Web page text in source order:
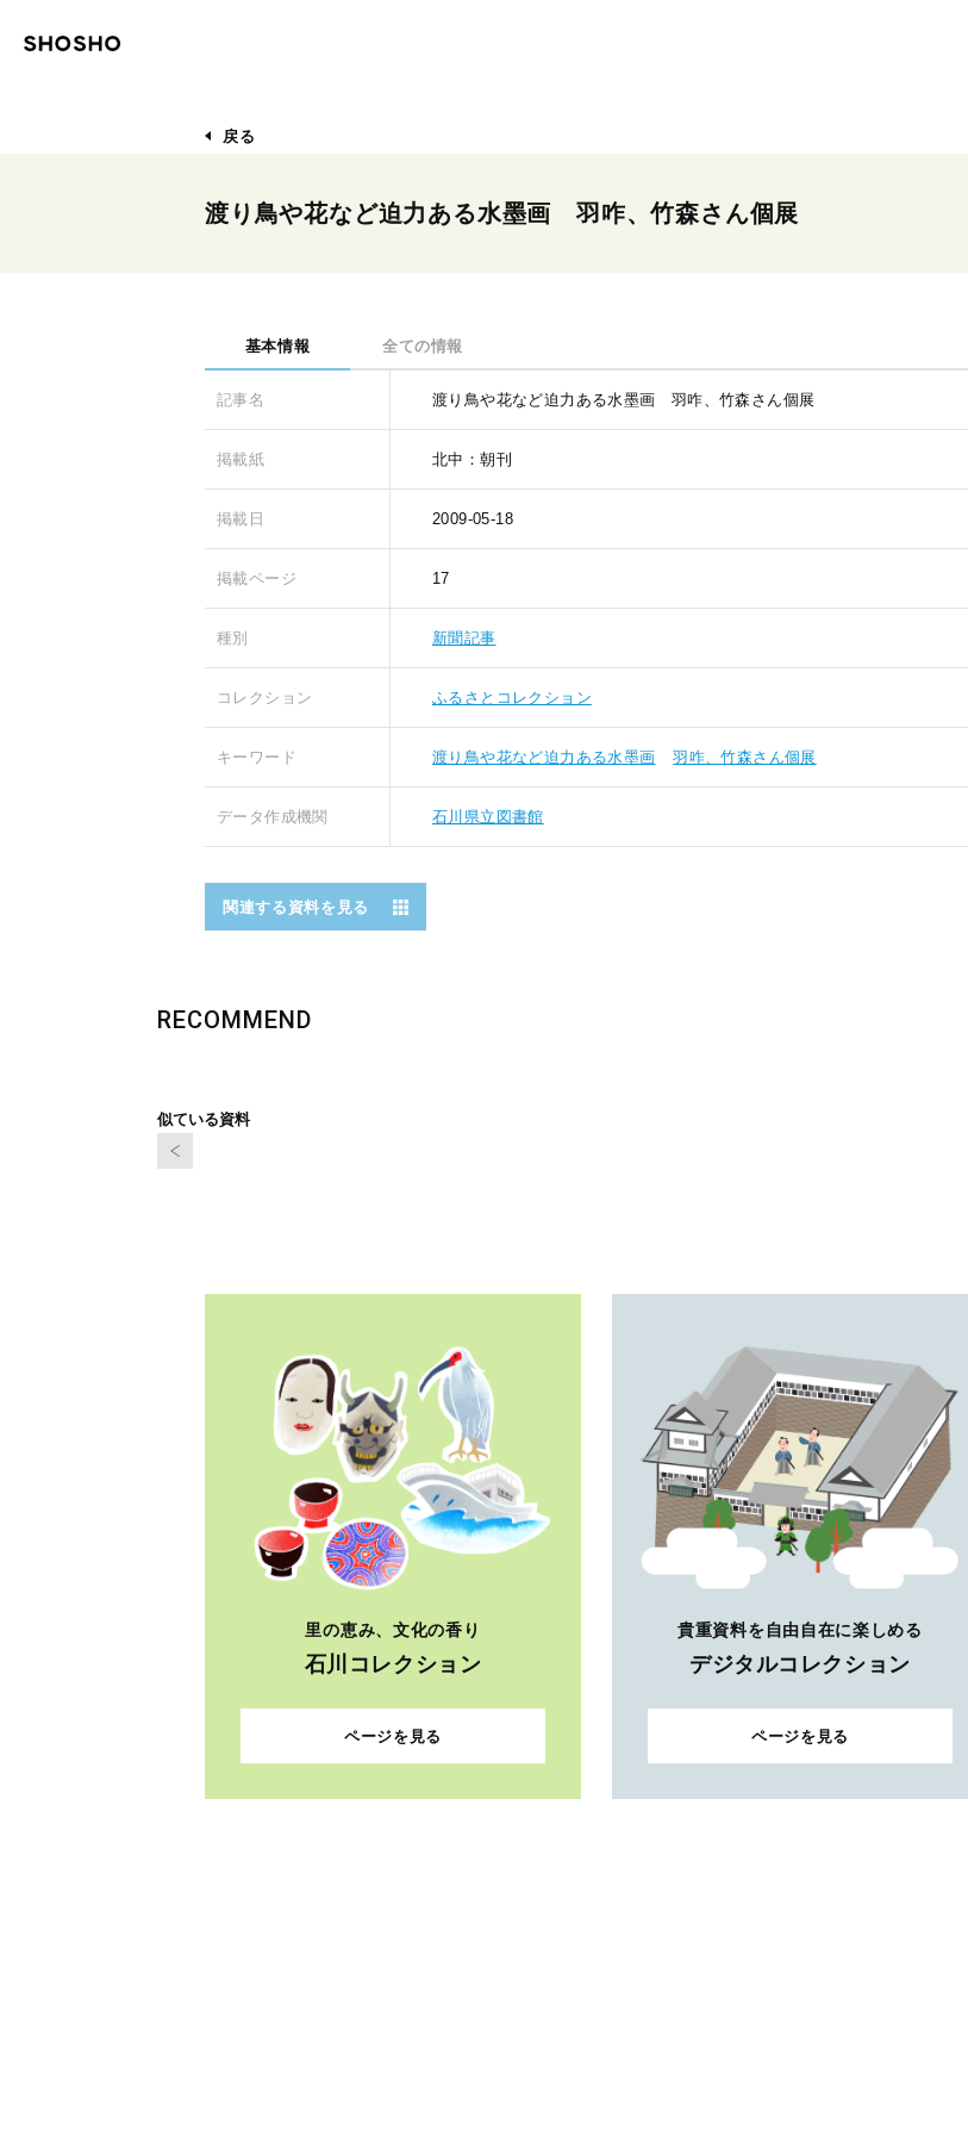
戻る
渡り鳥や花など迫力ある水墨画 羽咋、竹森さん個展
基本情報 全ての情報
記事名 渡り鳥や花など迫力ある水墨画 羽咋、竹森さん個展
掲載紙 北中：朝刊
掲載日 2009-05-18
掲載ページ 17
種別 新聞記事
コレクション ふるさとコレクション
キーワード 渡り鳥や花など迫力ある水墨画 羽咋、竹森さん個展
データ作成機関 石川県立図書館
関連する資料を見る
RECOMMEND
似ている資料
里の恵み、文化の香り
石川コレクション
ページを見る
貴重資料を自由自在に楽しめる
デジタルコレクション
ページを見る